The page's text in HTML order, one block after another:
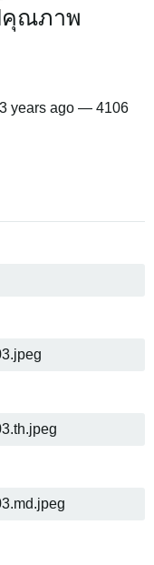
คุณภาพ
3 years ago — 4106